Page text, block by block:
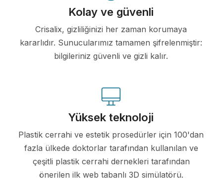
Kolay ve güvenli
Crisalix, gizliliğinizi her zaman korumaya
kararlıdır. Sunucularımız tamamen şifrelenmiştir:
bilgileriniz güvenli ve gizli kalır.
Yüksek teknoloji
Plastik cerrahi ve estetik prosedürler için 100'dan
fazla ülkede doktorlar tarafından kullanılan ve
çeşitli plastik cerrahi dernekleri tarafından
önerilen ilk web tabanlı 3D simülatörü.